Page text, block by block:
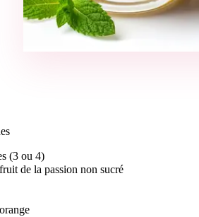
(3 ou 4)
de la passion non sucré